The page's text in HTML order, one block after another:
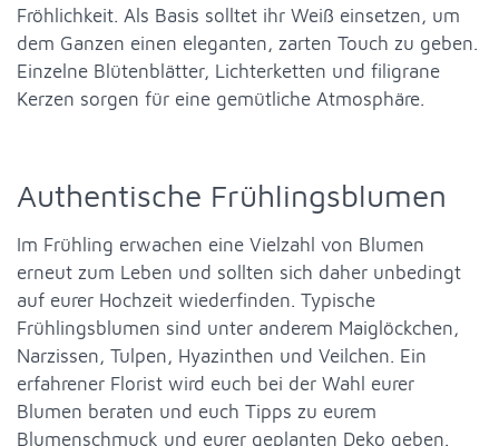
Fröhlichkeit. Als Basis solltet ihr Weiß einsetzen, um
dem Ganzen einen eleganten, zarten Touch zu geben.
Einzelne Blütenblätter, Lichterketten und filigrane
Kerzen sorgen für eine gemütliche Atmosphäre.
Authentische Frühlingsblumen
Im Frühling erwachen eine Vielzahl von Blumen
erneut zum Leben und sollten sich daher unbedingt
auf eurer Hochzeit wiederfinden. Typische
Frühlingsblumen sind unter anderem Maiglöckchen,
Narzissen, Tulpen, Hyazinthen und Veilchen. Ein
erfahrener Florist wird euch bei der Wahl eurer
Blumen beraten und euch Tipps zu eurem
Blumenschmuck und eurer geplanten Deko geben.